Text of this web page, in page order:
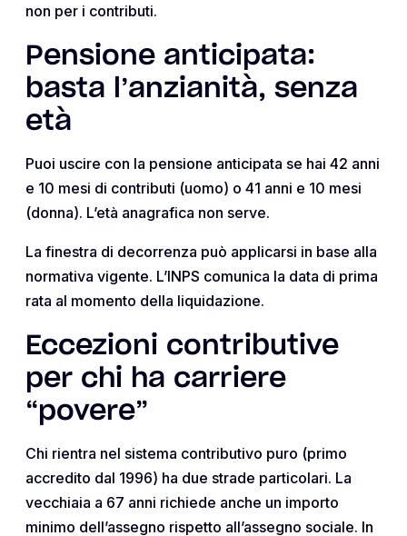
non per i contributi.
Pensione anticipata:
basta l’anzianità, senza
età
Puoi uscire con la pensione anticipata se hai 42 anni
e 10 mesi di contributi (uomo) o 41 anni e 10 mesi
(donna). L’età anagrafica non serve.
La finestra di decorrenza può applicarsi in base alla
normativa vigente. L’INPS comunica la data di prima
rata al momento della liquidazione.
Eccezioni contributive
per chi ha carriere
“povere”
Chi rientra nel sistema contributivo puro (primo
accredito dal 1996) ha due strade particolari. La
vecchiaia a 67 anni richiede anche un importo
minimo dell’assegno rispetto all’assegno sociale. In